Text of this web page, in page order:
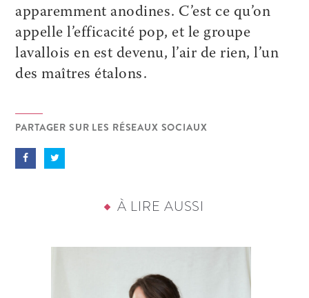
apparemment anodines. C’est ce qu’on
appelle l’efficacité pop, et le groupe
lavallois en est devenu, l’air de rien, l’un
des maîtres étalons.
PARTAGER SUR LES RÉSEAUX SOCIAUX
À LIRE AUSSI